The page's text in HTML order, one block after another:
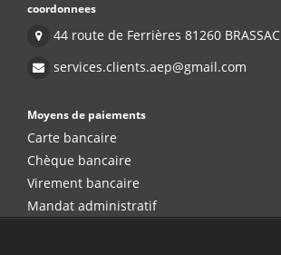
coordonnees
44 route de Ferrières 81260 BRASSAC
services.clients.aep@gmail.com
Moyens de paiements
Carte bancaire
Chèque bancaire
Virement bancaire
Mandat administratif